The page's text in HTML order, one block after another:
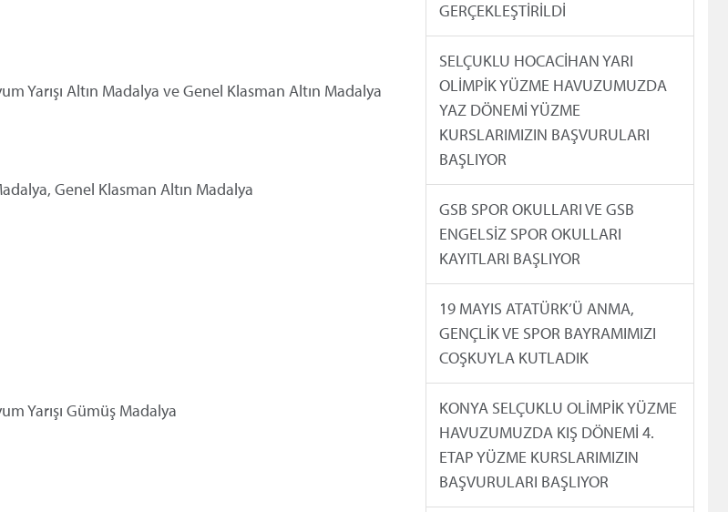
Yarışı Altın Madalya ve Genel Klasman Altın Madalya
Genel Klasman Altın Madalya
Yarışı Gümüş Madalya
GERÇEKLEŞTİRİLDİ
SELÇUKLU HOCACİHAN YARI
OLİMPİK YÜZME HAVUZUMUZDA
YAZ DÖNEMİ YÜZME
KURSLARIMIZIN BAŞVURULARI
BAŞLIYOR
GSB SPOR OKULLARI VE GSB
ENGELSİZ SPOR OKULLARI
KAYITLARI BAŞLIYOR
19 MAYIS ATATÜRK’Ü ANMA,
GENÇLİK VE SPOR BAYRAMIMIZI
COŞKUYLA KUTLADIK
KONYA SELÇUKLU OLİMPİK YÜZME
HAVUZUMUZDA KIŞ DÖNEMİ 4.
ETAP YÜZME KURSLARIMIZIN
BAŞVURULARI BAŞLIYOR